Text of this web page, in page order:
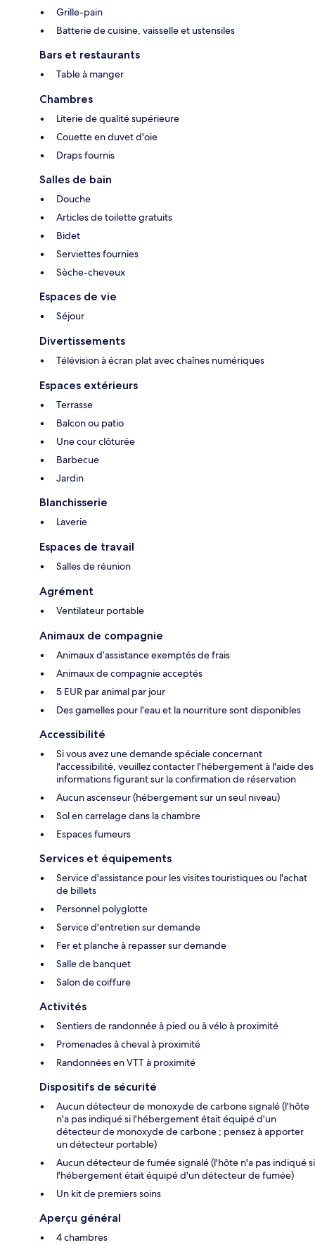
Grille-pain
Batterie de cuisine, vaisselle et ustensiles
Bars et restaurants
Table à manger
Chambres
Literie de qualité supérieure
Couette en duvet d'oie
Draps fournis
Salles de bain
Douche
Articles de toilette gratuits
Bidet
Serviettes fournies
Sèche-cheveux
Espaces de vie
Séjour
Divertissements
Télévision à écran plat avec chaînes numériques
Espaces extérieurs
Terrasse
Balcon ou patio
Une cour clôturée
Barbecue
Jardin
Blanchisserie
Laverie
Espaces de travail
Salles de réunion
Agrément
Ventilateur portable
Animaux de compagnie
Animaux d’assistance exemptés de frais
Animaux de compagnie acceptés
5 EUR par animal par jour
Des gamelles pour l'eau et la nourriture sont disponibles
Accessibilité
Si vous avez une demande spéciale concernant
l'accessibilité, veuillez contacter l'hébergement à l'aide des
informations figurant sur la confirmation de réservation
Aucun ascenseur (hébergement sur un seul niveau)
Sol en carrelage dans la chambre
Espaces fumeurs
Services et équipements
Service d'assistance pour les visites touristiques ou l'achat
de billets
Personnel polyglotte
Service d'entretien sur demande
Fer et planche à repasser sur demande
Salle de banquet
Salon de coiffure
Activités
Sentiers de randonnée à pied ou à vélo à proximité
Promenades à cheval à proximité
Randonnées en VTT à proximité
Dispositifs de sécurité
Aucun détecteur de monoxyde de carbone signalé (l'hôte
n'a pas indiqué si l'hébergement était équipé d'un
détecteur de monoxyde de carbone ; pensez à apporter
un détecteur portable)
Aucun détecteur de fumée signalé (l'hôte n'a pas indiqué si
l'hébergement était équipé d'un détecteur de fumée)
Un kit de premiers soins
Aperçu général
4 chambres